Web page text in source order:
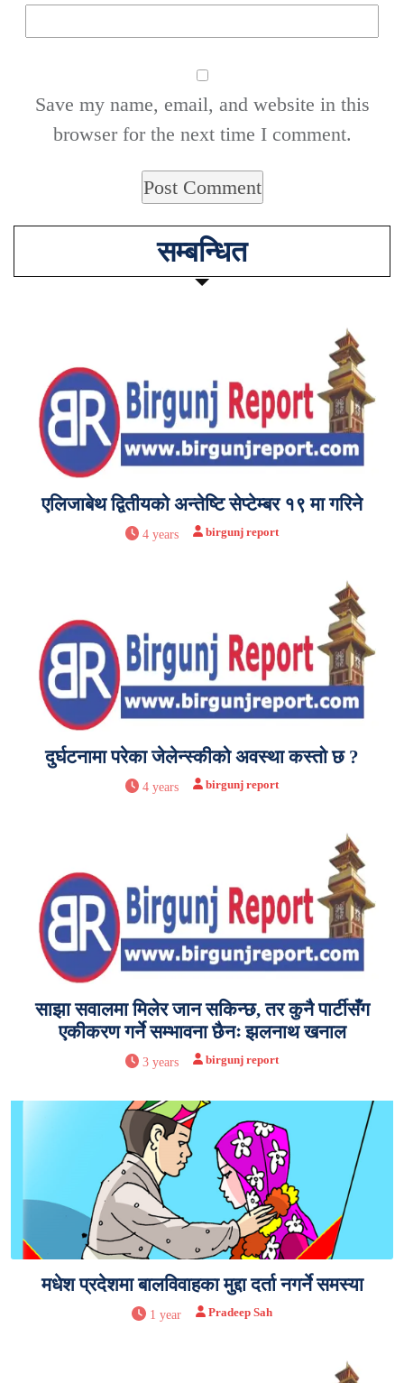
Save my name, email, and website in this
browser for the next time I comment.
सम्बन्धित
एलिजाबेथ द्वितीयको अन्तेष्टि सेप्टेम्बर १९ मा गरिने
4 years birgunj report
दुर्घटनामा परेका जेलेन्स्कीको अवस्था कस्तो छ ?
4 years birgunj report
साझा सवालमा मिलेर जान सकिन्छ, तर कुनै पार्टीसँग
एकीकरण गर्ने सम्भावना छैनः झलनाथ खनाल
3 years birgunj report
मधेश प्रदेशमा बालविवाहका मुद्दा दर्ता नगर्ने समस्या
1 year Pradeep Sah